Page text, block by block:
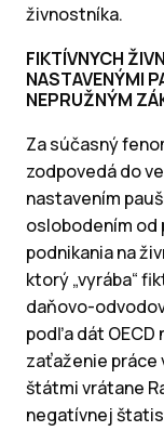
živnostníka.
FIKTÍVNYCH
NASTAVENÝMI
NEPRUŽNÝM
Za súčasný
zodpovedá do
nastavením
oslobodením od
podnikania na
ktorý „vyrába“
daňovo-
podľa dát
zaťaženie práce
štátmi vrátane
negatívnej